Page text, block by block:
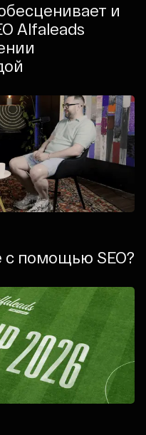
и
Alfaleads
с помощью SEO?